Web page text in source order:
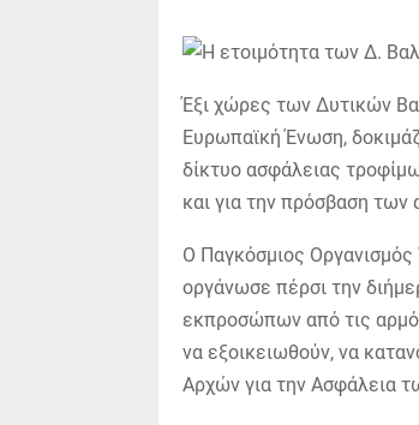
Έξι χώρες των Δυτικών
Ευρωπαϊκή Ένωση,
δίκτυο ασφάλειας
και για την πρόσβαση των
Ο Παγκόσμιος
οργάνωσε πέρσι την
εκπροσώπων από τις
να εξοικειωθούν, να
Αρχών για την Ασφάλεια